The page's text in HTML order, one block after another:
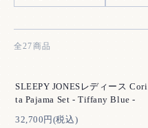
全27商品
SLEEPY JONESレディース Cori
ta Pajama Set - Tiffany Blue -
32,700円(税込)